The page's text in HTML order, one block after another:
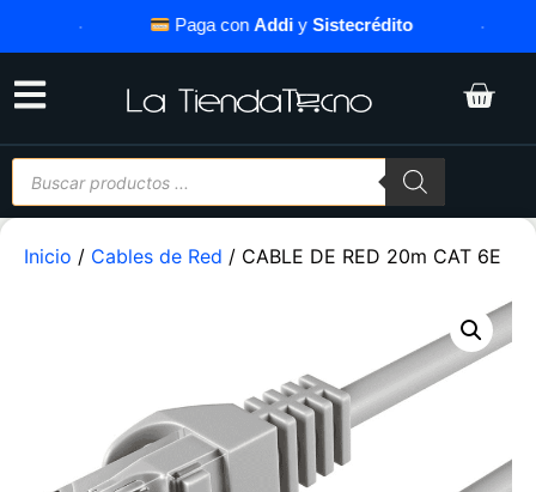
Paga conAddiySistecrédito
Inicio / Cables de Red / CABLE DE RED 20m CAT 6E